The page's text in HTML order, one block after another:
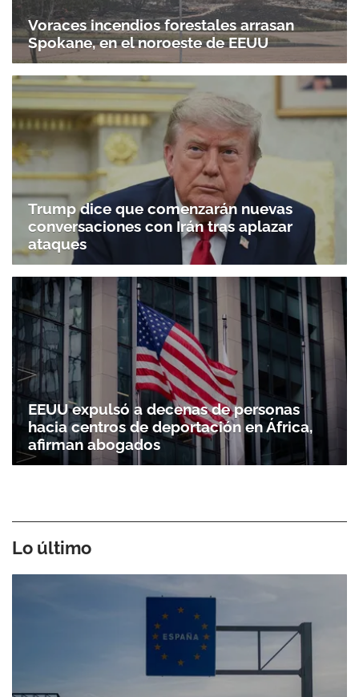
Voraces incendios forestales arrasan
Spokane, en el noroeste de EEUU
Trump dice que comenzarán nuevas
conversaciones con Irán tras aplazar
ataques
EEUU expulsó a decenas de personas
hacia centros de deportación en África,
afirman abogados
Lo último